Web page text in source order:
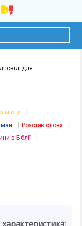
для
місця
Розстав слова
в Біблії